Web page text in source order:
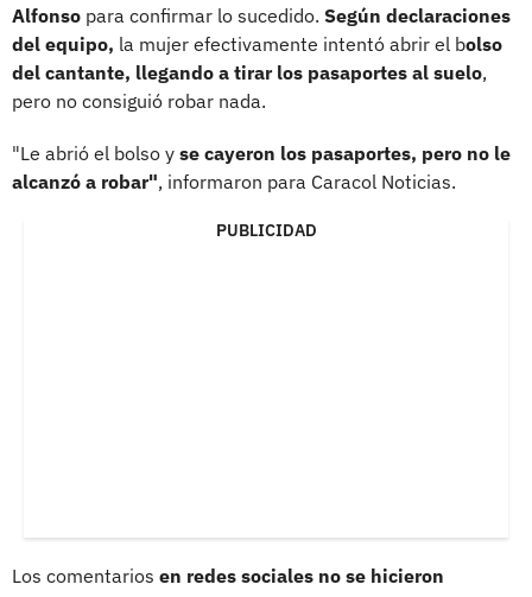
Alfonso para confirmar lo sucedido. Según declaraciones
del equipo, la mujer efectivamente intentó abrir el bolso
del cantante, llegando a tirar los pasaportes al suelo,
pero no consiguió robar nada.
"Le abrió el bolso y se cayeron los pasaportes, pero no le
alcanzó a robar", informaron para Caracol Noticias.
PUBLICIDAD
Los comentarios en redes sociales no se hicieron